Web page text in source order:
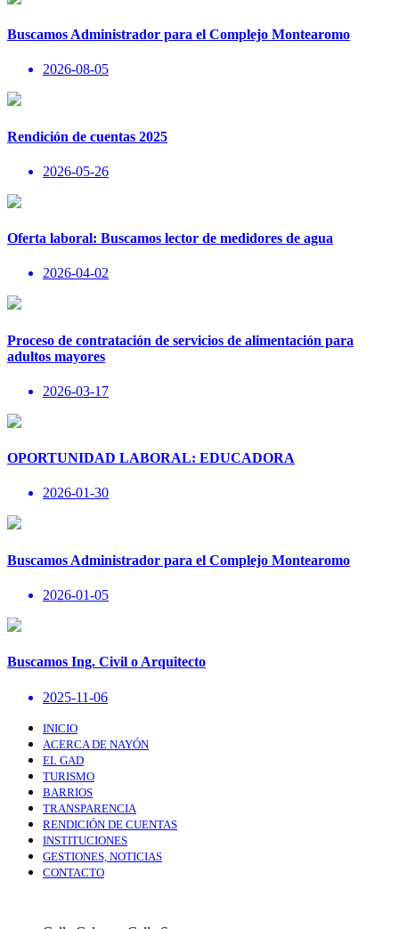
Buscamos Administrador para el Complejo Montearomo
2026-08-05
Rendición de cuentas 2025
2026-05-26
Oferta laboral: Buscamos lector de medidores de agua
2026-04-02
Proceso de contratación de servicios de alimentación para
adultos mayores
2026-03-17
OPORTUNIDAD LABORAL: EDUCADORA
2026-01-30
Buscamos Administrador para el Complejo Montearomo
2026-01-05
Buscamos Ing. Civil o Arquitecto
2025-11-06
INICIO
ACERCA DE NAYÓN
EL GAD
TURISMO
BARRIOS
TRANSPARENCIA
RENDICIÓN DE CUENTAS
INSTITUCIONES
GESTIONES, NOTICIAS
CONTACTO